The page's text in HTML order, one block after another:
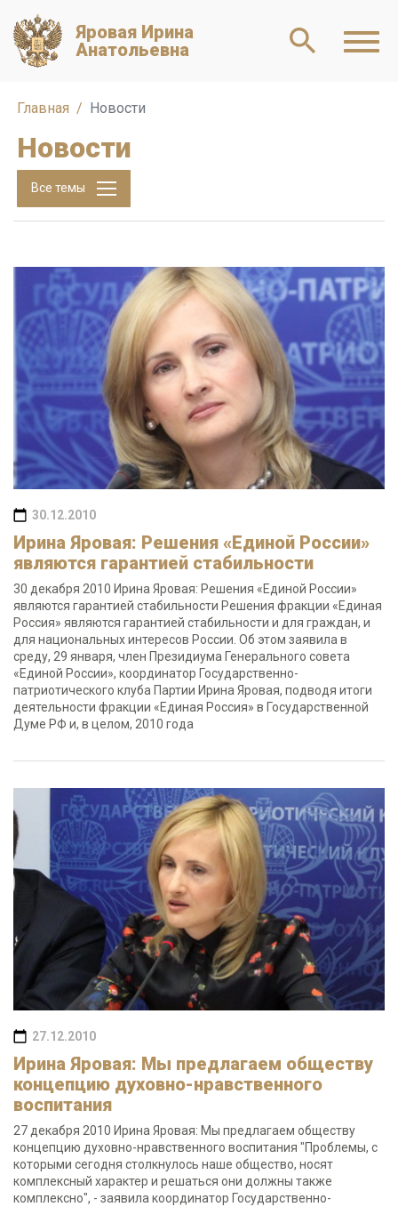
Яровая Ирина
Анатольевна
Главная Новости
Новости
Все темы
30.12.2010
Ирина Яровая: Решения «Единой России»
являются гарантией стабильности
30 декабря 2010 Ирина Яровая: Решения «Единой России»
являются гарантией стабильности Решения фракции «Единая
Россия» являются гарантией стабильности и для граждан, и
для национальных интересов России. Об этом заявила в
среду, 29 января, член Президиума Генерального совета
«Единой России», координатор Государственно-
патриотического клуба Партии Ирина Яровая, подводя итоги
деятельности фракции «Единая Россия» в Государственной
Думе РФ и, в целом, 2010 года
27.12.2010
Ирина Яровая: Мы предлагаем обществу
концепцию духовно-нравственного
воспитания
27 декабря 2010 Ирина Яровая: Мы предлагаем обществу
концепцию духовно-нравственного воспитания "Проблемы, с
которыми сегодня столкнулось наше общество, носят
комплексный характер и решаться они должны также
комплексно", - заявила координатор Государственно-